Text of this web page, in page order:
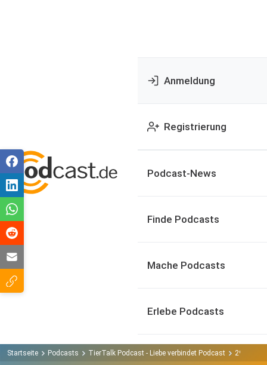
Anmeldung
Registrierung
Podcast-News
Finde Podcasts
Mache Podcasts
Erlebe Podcasts
Startseite Podcasts TierTalk Podcast - Liebe verbindet Podcast 295. Wie